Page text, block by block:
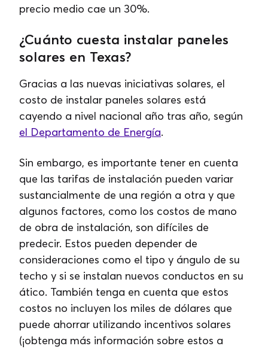
precio medio cae un 30%.
¿Cuánto cuesta instalar paneles
solares en Texas?
Gracias a las nuevas iniciativas solares, el
costo de instalar paneles solares está
cayendo a nivel nacional año tras año, según
el Departamento de Energía.
Sin embargo, es importante tener en cuenta
que las tarifas de instalación pueden variar
sustancialmente de una región a otra y que
algunos factores, como los costos de mano
de obra de instalación, son difíciles de
predecir. Estos pueden depender de
consideraciones como el tipo y ángulo de su
techo y si se instalan nuevos conductos en su
ático. También tenga en cuenta que estos
costos no incluyen los miles de dólares que
puede ahorrar utilizando incentivos solares
(¡obtenga más información sobre estos a